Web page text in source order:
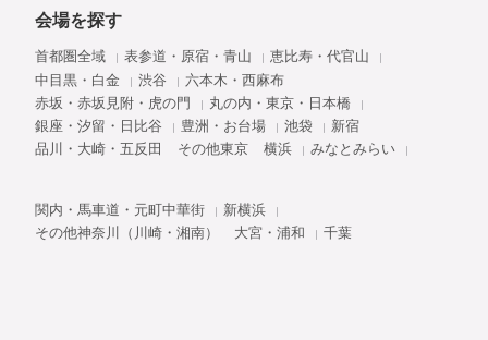
会場を探す
首都圏全域 表参道・原宿・青山
恵比寿・代官山
中目黒・白金
渋谷
六本木・西麻布
赤坂・赤坂見附・虎の門
丸の内・東京・日本橋
銀座・汐留・日比谷
豊洲・お台場 池袋
新宿
品川・大崎・五反田
その他東京 横浜 みなとみらい
関内・馬車道・元町中華街
新横浜
その他神奈川（川崎・湘南）
大宮・浦和 千葉